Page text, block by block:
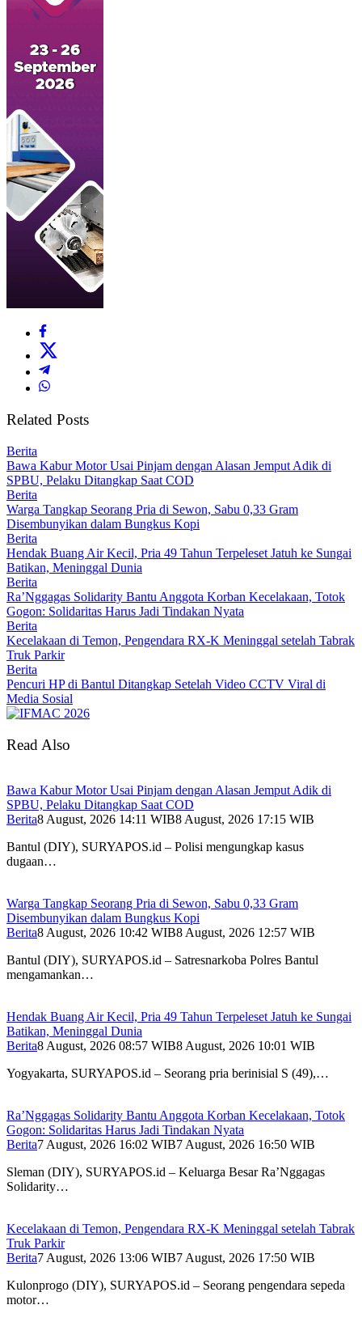
Related Posts
Berita
Bawa Kabur Motor Usai Pinjam dengan Alasan Jemput Adik di
SPBU, Pelaku Ditangkap Saat COD
Berita
Warga Tangkap Seorang Pria di Sewon, Sabu 0,33 Gram
Disembunyikan dalam Bungkus Kopi
Berita
Hendak Buang Air Kecil, Pria 49 Tahun Terpeleset Jatuh ke Sungai
Batikan, Meninggal Dunia
Berita
Ra’Nggagas Solidarity Bantu Anggota Korban Kecelakaan, Totok
Gogon: Solidaritas Harus Jadi Tindakan Nyata
Berita
Kecelakaan di Temon, Pengendara RX-K Meninggal setelah Tabrak
Truk Parkir
Berita
Pencuri HP di Bantul Ditangkap Setelah Video CCTV Viral di
Media Sosial
Read Also
Bawa Kabur Motor Usai Pinjam dengan Alasan Jemput Adik di
SPBU, Pelaku Ditangkap Saat COD
Berita8 August, 2026 14:11 WIB8 August, 2026 17:15 WIB
Bantul (DIY), SURYAPOS.id – Polisi mengungkap kasus
dugaan…
Warga Tangkap Seorang Pria di Sewon, Sabu 0,33 Gram
Disembunyikan dalam Bungkus Kopi
Berita8 August, 2026 10:42 WIB8 August, 2026 12:57 WIB
Bantul (DIY), SURYAPOS.id – Satresnarkoba Polres Bantul
mengamankan…
Hendak Buang Air Kecil, Pria 49 Tahun Terpeleset Jatuh ke Sungai
Batikan, Meninggal Dunia
Berita8 August, 2026 08:57 WIB8 August, 2026 10:01 WIB
Yogyakarta, SURYAPOS.id – Seorang pria berinisial S (49),…
Ra’Nggagas Solidarity Bantu Anggota Korban Kecelakaan, Totok
Gogon: Solidaritas Harus Jadi Tindakan Nyata
Berita7 August, 2026 16:02 WIB7 August, 2026 16:50 WIB
Sleman (DIY), SURYAPOS.id – Keluarga Besar Ra’Nggagas
Solidarity…
Kecelakaan di Temon, Pengendara RX-K Meninggal setelah Tabrak
Truk Parkir
Berita7 August, 2026 13:06 WIB7 August, 2026 17:50 WIB
Kulonprogo (DIY), SURYAPOS.id – Seorang pengendara sepeda
motor…